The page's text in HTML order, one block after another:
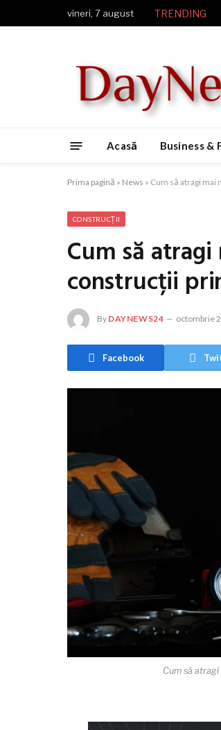
vineri, 7 august TRENDING
Acasă Business &
Prima pagină » News » Cum să atragi
CONSTRUCȚII
Cum să
construcții
By DAYNEWS24 octombrie
Facebook
Cum să